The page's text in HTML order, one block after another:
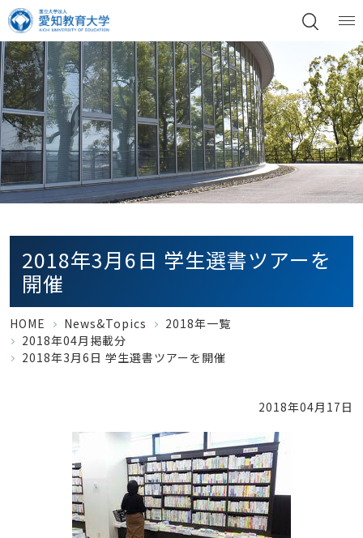
2018年3月6日 学生選書ツアーを
開催
HOME News&Topics
2018年一覧
2018年04月掲載分
2018年3月6日 学生選書ツアーを開催
2018年04月17日